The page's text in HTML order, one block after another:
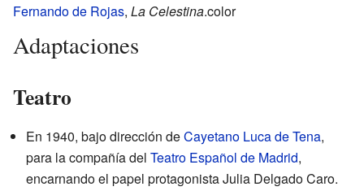
Fernando de Rojas, La Celestina.color
Adaptaciones
Teatro
En 1940, bajo dirección deCayetano Luca de Tena,
para la compañía del Teatro Español de Madrid,
encarnando el papel protagonista Julia Delgado Caro.